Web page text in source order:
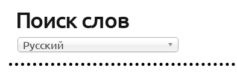
Поиск слов
Русский